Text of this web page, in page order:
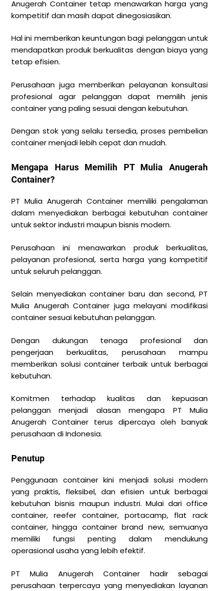
Anugerah Container tetap menawarkan harga yang
kompetitif dan masih dapat dinegosiasikan.
Hal ini memberikan keuntungan bagi pelanggan untuk
mendapatkan produk berkualitas dengan biaya yang
tetap efisien.
Perusahaan juga memberikan pelayanan konsultasi
profesional agar pelanggan dapat memilih jenis
container yang paling sesuai dengan kebutuhan.
Dengan stok yang selalu tersedia, proses pembelian
container menjadi lebih cepat dan mudah.
Mengapa Harus Memilih PT Mulia Anugerah
Container?
PT Mulia Anugerah Container memiliki pengalaman
dalam menyediakan berbagai kebutuhan container
untuk sektor industri maupun bisnis modern.
Perusahaan ini menawarkan produk berkualitas,
pelayanan profesional, serta harga yang kompetitif
untuk seluruh pelanggan.
Selain menyediakan container baru dan second, PT
Mulia Anugerah Container juga melayani modifikasi
container sesuai kebutuhan pelanggan.
Dengan dukungan tenaga profesional dan
pengerjaan berkualitas, perusahaan mampu
memberikan solusi container terbaik untuk berbagai
kebutuhan.
Komitmen terhadap kualitas dan kepuasan
pelanggan menjadi alasan mengapa PT Mulia
Anugerah Container terus dipercaya oleh banyak
perusahaan di Indonesia.
Penutup
Penggunaan container kini menjadi solusi modern
yang praktis, fleksibel, dan efisien untuk berbagai
kebutuhan bisnis maupun industri. Mulai dari office
container, reefer container, portacamp, flat rack
container, hingga container brand new, semuanya
memiliki fungsi penting dalam mendukung
operasional usaha yang lebih efektif.
PT Mulia Anugerah Container hadir sebagai
perusahaan terpercaya yang menyediakan layanan